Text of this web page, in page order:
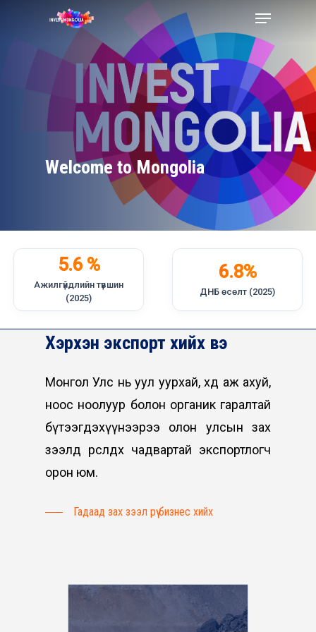
Menu
Welcome to Mongolia
5.6 %
Ажилгүйдлийн түвшин
(2025)
6.8%
ДНБ өсөлт (2025)
Хэрхэн экспорт хийх вэ
Монгол Улс нь уул уурхай, хөдөө аж ахуй,
ноос ноолуур болон органик гаралтай
бүтээгдэхүүнээрээ олон улсын зах
зээлд өрсөлдөх чадвартай экспортлогч
орон юм.
Гадаад зах зээл рүү бизнес хийх
Menu